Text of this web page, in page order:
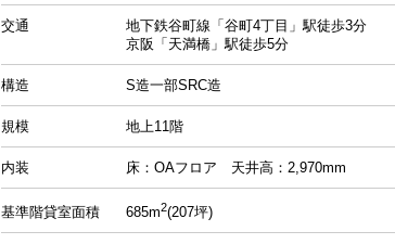
交通
地下鉄谷町線「谷町4丁目」駅徒歩3分
京阪「天満橋」駅徒歩5分
構造 S造一部SRC造
規模 地上11階
内装 床：OAフロア 天井高：2,970mm
基準階貸室面積 685m2(207坪)